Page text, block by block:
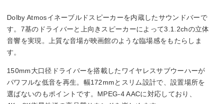
Dolby Atmosイネーブルドスピーカーを内蔵したサウンドバーで
す。7基のドライバーと上向きスピーカーによって3.1.2chの立体
音響を実現。上質な音場が映画館のような臨場感をもたらしま
す。
150mm大口径ドライバーを搭載したワイヤレスサブウーハーが
パワフルな低音を再生。幅172mmとスリム設計で、設置場所を
選ばないのもポイントです。MPEG-4 AACに対応しており、